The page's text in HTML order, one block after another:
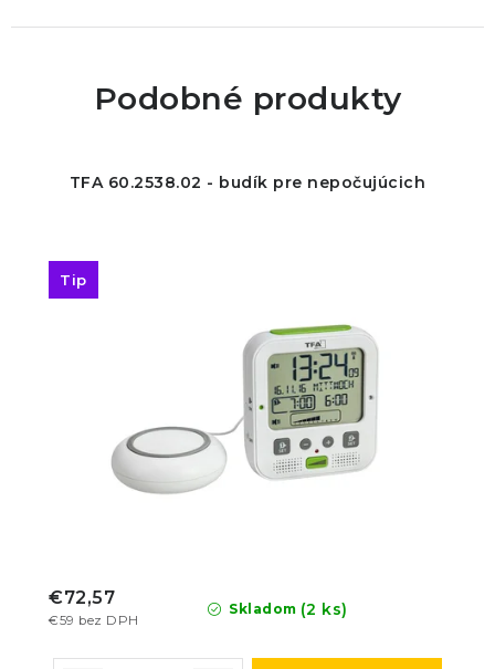
Podobné produkty
TFA 60.2538.02 - budík pre nepočujúcich
Tip
Skladom (2 ks)
€59 bez DPH
€72,57